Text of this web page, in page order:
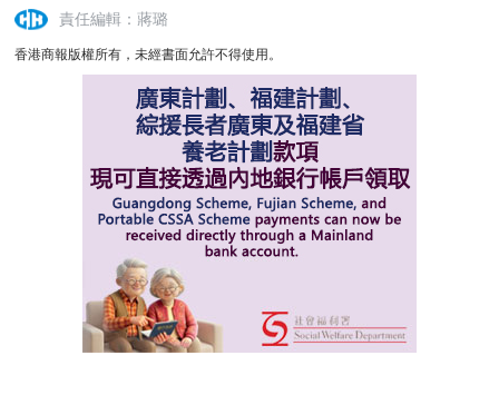
責任編輯：蔣璐
香港商報版權所有，未經書面允許不得使用。